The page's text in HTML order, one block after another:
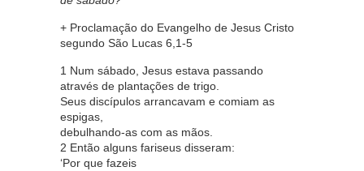
+ Proclamação do Evangelho de Jesus Cristo
segundo São Lucas 6,1-5
1 Num sábado, Jesus estava passando
através de plantações de trigo.
Seus discípulos arrancavam e comiam as
espigas,
debulhando-as com as mãos.
2 Então alguns fariseus disseram:
‘Por que fazeis